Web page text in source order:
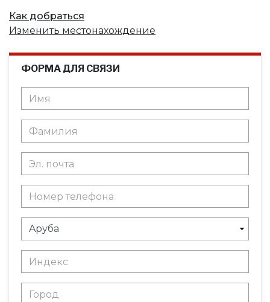
Как добраться
Изменить местонахождение
ФОРМА ДЛЯ СВЯЗИ